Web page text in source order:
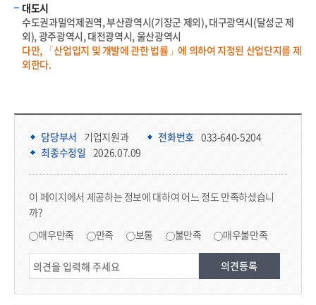
대도시
수도권과밀억제권역, 부산광역시(기장군 제외), 대구광역시(달성군 제
외), 광주광역시, 대전광역시, 울산광역시
다만, 「산업입지 및 개발에 관한 법률」에 의하여 지정된 산업단지를 제
외한다.
담당부서 정보 & 컨텐츠 만족도 조사 & 공공저작물 자유이용 허락 표시
담당부서 기업지원과 전화번호 033-640-5204
최종수정일 2026.07.09
이 페이지에서 제공하는 정보에 대하여 어느 정도 만족하셨습니
까?
매우만족 만족 보통 불만족 매우불만족